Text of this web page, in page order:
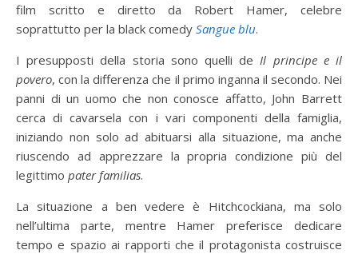
film scritto e diretto da Robert Hamer, celebre
soprattutto per la black comedy Sangue blu.
I presupposti della storia sono quelli deIl principe e il
povero, con la differenza che il primo inganna il secondo. Nei
panni di un uomo che non conosce affatto, John Barrett
cerca di cavarsela con i vari componenti della famiglia,
iniziando non solo ad abituarsi alla situazione, ma anche
riuscendo ad apprezzare la propria condizione più del
legittimo pater familias.
La situazione a ben vedere è Hitchcockiana, ma solo
nell’ultima parte, mentre Hamer preferisce dedicare
tempo e spazio ai rapporti che il protagonista costruisce